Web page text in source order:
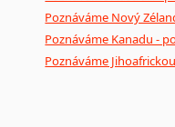
Poznáváme Nový
Poznáváme Kanadu -
Poznáváme